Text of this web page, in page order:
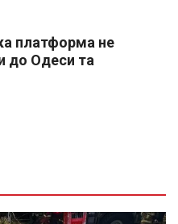
платформа не
до Одеси та